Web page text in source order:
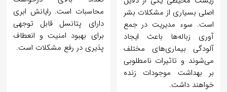
اصلی بسیاری از مشکلات بشر
است. سوء مدیریت در جمع
آوری زباله‌ها باعث ایجاد
آلودگی بیماری‌های مختلف
می‌شوند و تاثیرات نامطلوبی
بر بهداشت موجودات زنده
خواهند داشت.
محاسبات است. رایانش ابری
دارای پتانسل قابل توجهی
برای بهبود امنیت و انعطاف
پذیری در رفع مشکلات است.